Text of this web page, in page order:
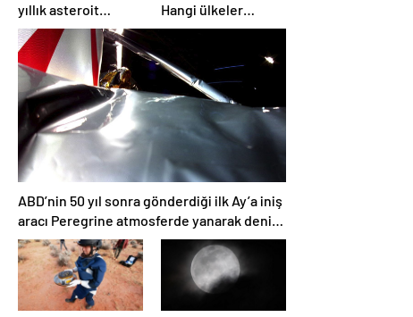
yıllık asteroit
örnekleri Dünya’ya
getirildi; yaşamın
başlangıcına ışık
tutabilir
Hangi ülkeler
yardım ediyor?
ABD’nin 50 yıl sonra gönderdiği ilk Ay’a iniş
aracı Peregrine atmosferde yanarak denize
düştü